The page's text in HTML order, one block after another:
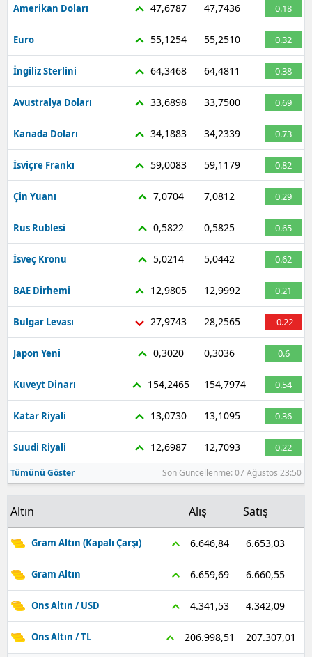
Amerikan Doları 47,6787 47,7436 0.18
Euro 55,1254 55,2510 0.32
İngiliz Sterlini 64,3468 64,4811 0.38
Avustralya Doları 33,6898 33,7500 0.69
Kanada Doları 34,1883 34,2339 0.73
İsviçre Frankı 59,0083 59,1179 0.82
Çin Yuanı 7,0704 7,0812 0.29
Rus Rublesi 0,5822 0,5825 0.65
İsveç Kronu 5,0214 5,0442 0.62
BAE Dirhemi 12,9805 12,9992 0.21
Bulgar Levası 27,9743 28,2565 -0.22
Japon Yeni 0,3020 0,3036 0.6
Kuveyt Dinarı 154,2465 154,7974 0.54
Katar Riyali 13,0730 13,1095 0.36
Suudi Riyali 12,6987 12,7093 0.22
Tümünü Göster Son Güncellenme: 07 Ağustos 23:50
Altın Alış Satış
Gram Altın (Kapalı Çarşı) 6.646,84 6.653,03
Gram Altın 6.659,69 6.660,55
Ons Altın / USD 4.341,53 4.342,09
Ons Altın / TL 206.998,51 207.307,01